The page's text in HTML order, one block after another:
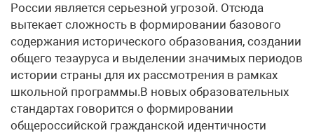
России является серьезной угрозой. Отсюда
вытекает сложность в формировании базового
содержания исторического образования, создании
общего тезауруса и выделении значимых периодов
истории страны для их рассмотрения в рамках
школьной программы.В новых образовательных
стандартах говорится о формировании
общероссийской гражданской идентичности